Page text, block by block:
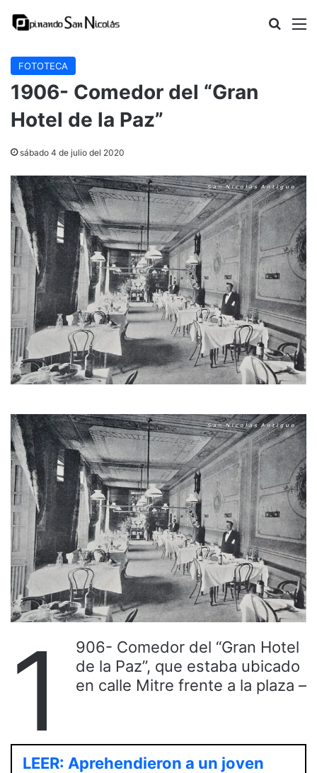
Buscar
FOTOTECA
1906- Comedor del “Gran
Hotel de la Paz”
sábado 4 de julio del 2020
1
906- Comedor del “Gran Hotel
de la Paz”, que estaba ubicado
en calle Mitre frente a la plaza –
LEER: Aprehendieron a un joven